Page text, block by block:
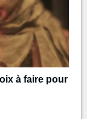
à faire pour